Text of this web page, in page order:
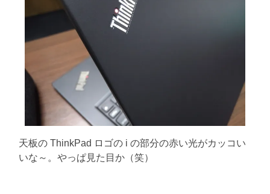
天板の ThinkPad ロゴの i の部分の赤い光がカッコい
いな～。やっぱ見た目か（笑）